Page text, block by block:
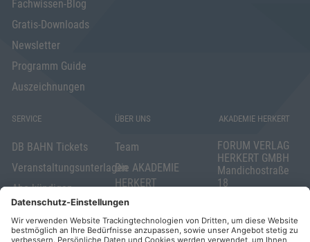
Fachwissen-Blog
Gratis-Downloads
Newsletter
Programm Guide
Auszeichnungen
SERVICE
DB BAHN Tickets
Veranstaltungsunterlagen
Abo kündigen
Widerrufsrecht
für Verbraucher
ÜBER UNS
Team
Die AKADEMIE
HERKERT
FORUM VERLAG
HERKERT
Kontakt
AKADEMIE HERKERT
FORUM VERLAG
HERKERT GMBH
Mandichostraße
18
Telefon: +49
(0)8233 381-123
Telefax: +49